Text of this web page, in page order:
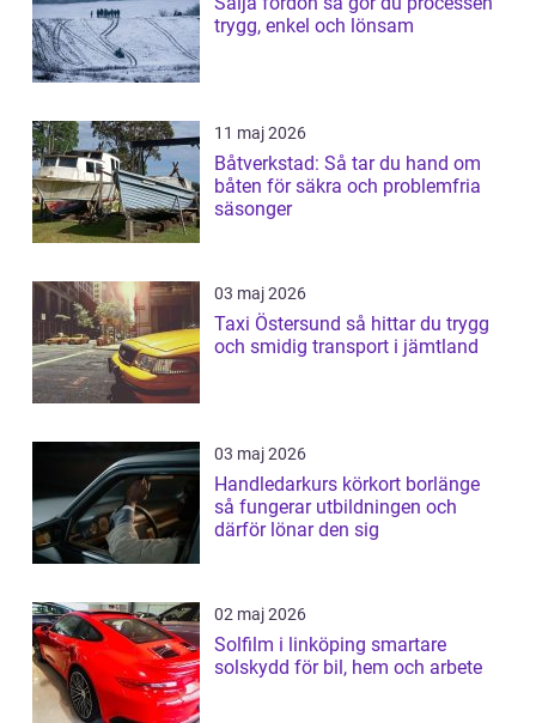
trygg, enkel och lönsam
11 maj 2026
Båtverkstad: Så tar du hand om
båten för säkra och problemfria
säsonger
03 maj 2026
Taxi Östersund så hittar du trygg
och smidig transport i jämtland
03 maj 2026
Handledarkurs körkort borlänge
så fungerar utbildningen och
därför lönar den sig
02 maj 2026
Solfilm i linköping smartare
solskydd för bil, hem och arbete